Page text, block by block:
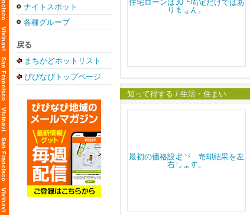
ナイトスポット
各種グループ
戻る
まちかどホットリスト
びびなびトップページ
知って得する / 生活・住まい